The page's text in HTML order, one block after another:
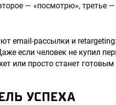
— «посмотрю», третье
email-рассылки и
если человек не купил
или просто станет
УСПЕХА